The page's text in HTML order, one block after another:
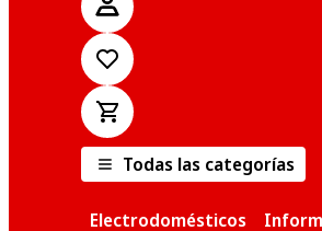
Todas las categorías
Electrodomésticos